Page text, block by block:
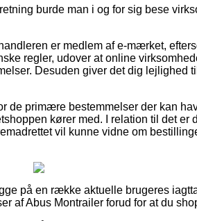
burde man i og for sig bese
er medlem af e-mærket,
regler, udover at online
Desuden giver det dig lejlighed
de primære bestemmelser der kan
kører med. I relation til det er
vil kunne vidne om
på en række aktuelle brugeres
af Abus Montrailer forud for at du